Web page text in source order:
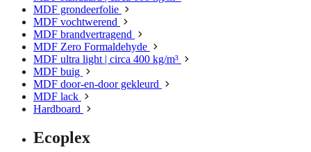
MDF grondeerfolie
MDF vochtwerend
MDF brandvertragend
MDF Zero Formaldehyde
MDF ultra light | circa 400 kg/m³
MDF buig
MDF door-en-door gekleurd
MDF lack
Hardboard
Ecoplex